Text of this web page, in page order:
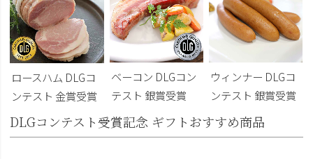
ロースハム DLGコ
ンテスト 金賞受賞
ベーコン DLGコン
テスト 銀賞受賞
ウィンナー DLGコ
ンテスト 銀賞受賞
DLGコンテスト受賞記念 ギフトおすすめ商品